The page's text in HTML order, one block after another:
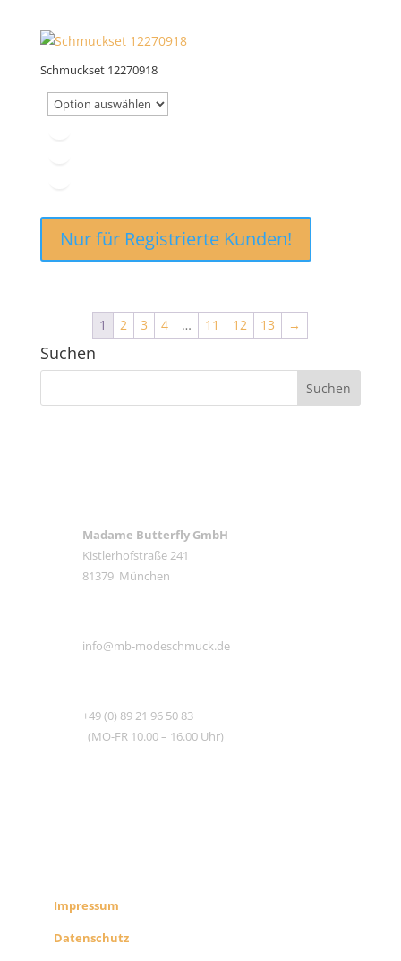
Schmuckset 12270918
Nur für Registrierte Kunden!
1 2 3 4 … 11 12 13 →
Suchen
Madame Butterfly GmbH
Kistlerhofstraße 241
81379 München
info@mb-modeschmuck.de
+49 (0) 89 21 96 50 83
(MO-FR 10.00 – 16.00 Uhr)
Impressum
Datenschutz